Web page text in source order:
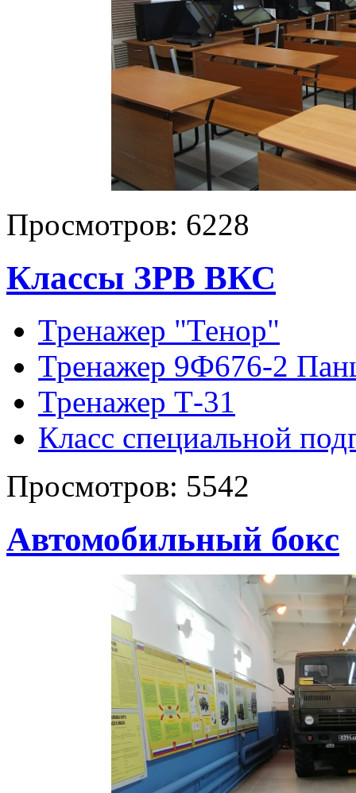
Просмотров: 6228
Классы ЗРВ ВКС
Тренажер "Тенор"
Тренажер 9Ф676-2
Тренажер Т-31
Класс специальной
Просмотров: 5542
Автомобильный бокс